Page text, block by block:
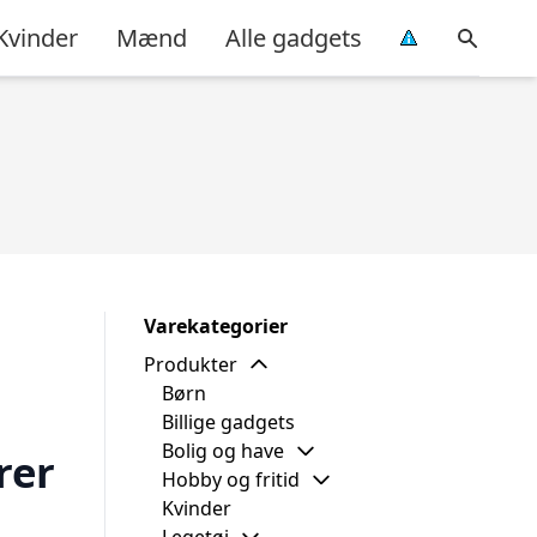
Mænd Alle gadgets
Varekategorier
Produkter
Børn
Billige gadgets
Bolig og have
Hobby og fritid
Kvinder